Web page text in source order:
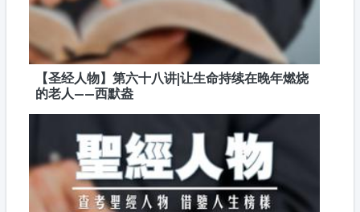
【圣经人物】第六十八讲|让生命持续在晚年燃烧
的老人——西默盎